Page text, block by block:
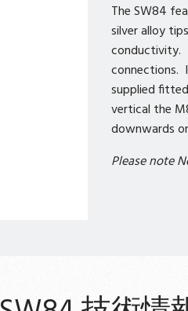
The SW84
silver alloy
conductivity.
connections.
supplied
vertical the
downwards
Please note